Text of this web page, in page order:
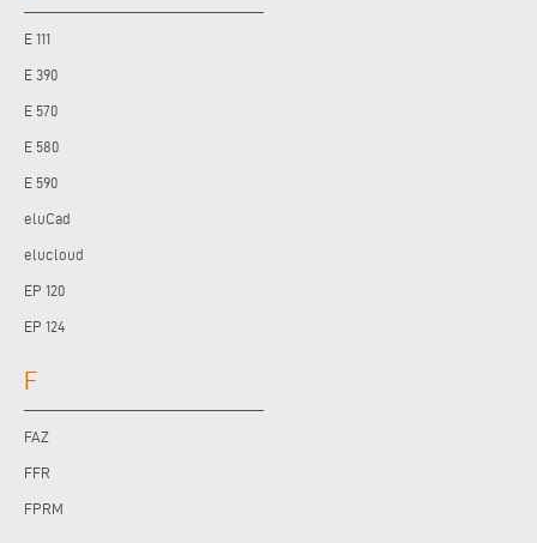
E 111
E 390
E 570
E 580
E 590
eluCad
elucloud
EP 120
EP 124
F
FAZ
FFR
FPRM